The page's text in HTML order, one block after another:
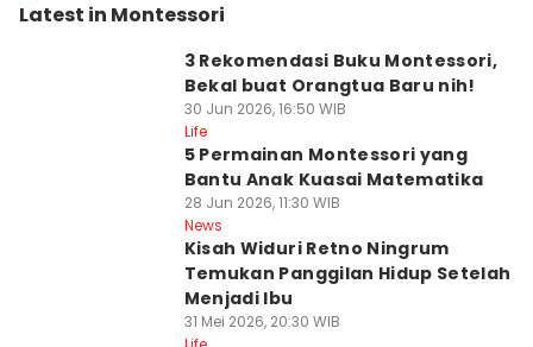
Latest in Montessori
3 Rekomendasi Buku Montessori,
Bekal buat Orangtua Baru nih!
30 Jun 2026, 16:50 WIB
Life
5 Permainan Montessori yang
Bantu Anak Kuasai Matematika
28 Jun 2026, 11:30 WIB
News
Kisah Widuri Retno Ningrum
Temukan Panggilan Hidup Setelah
Menjadi Ibu
31 Mei 2026, 20:30 WIB